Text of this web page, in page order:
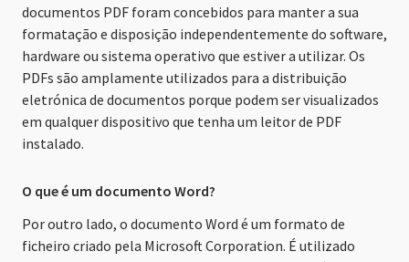
documentos PDF foram concebidos para manter a sua
formatação e disposição independentemente do software,
hardware ou sistema operativo que estiver a utilizar. Os
PDFs são amplamente utilizados para a distribuição
eletrónica de documentos porque podem ser visualizados
em qualquer dispositivo que tenha um leitor de PDF
instalado.
O que é um documento Word?
Por outro lado, o documento Word é um formato de
ficheiro criado pela Microsoft Corporation. É utilizado